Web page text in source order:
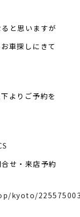
と思いますが
車探しにきて
よりご予約を
せ・来店予約
kyoto/